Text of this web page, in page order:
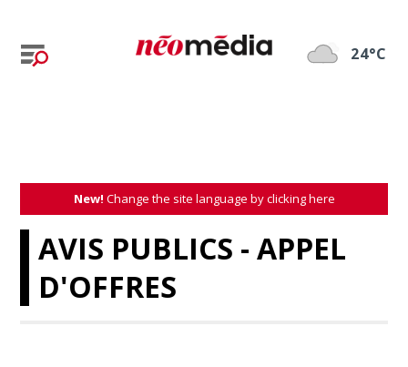
24°C
New! Change the site language by clicking here
AVIS PUBLICS - APPEL
D'OFFRES